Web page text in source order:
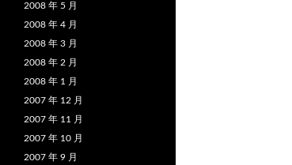
2008 年 5 月
2008 年 4 月
2008 年 3 月
2008 年 2 月
2008 年 1 月
2007 年 12 月
2007 年 11 月
2007 年 10 月
2007 年 9 月